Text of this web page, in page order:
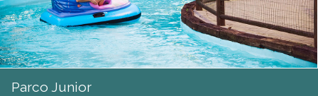
Parco Junior